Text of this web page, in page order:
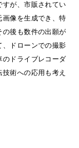
すが、市販されてい
画像を生成でき、特
の後も数件の出願が
、ドローンでの撮影
のドライブレコーダ
術への応用も考え